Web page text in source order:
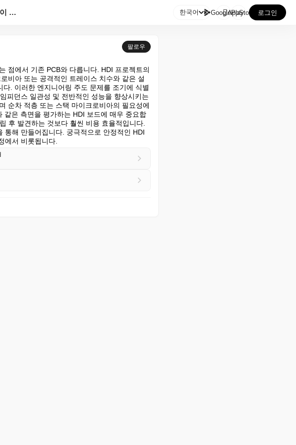
HDI PCB 제조가 첫 번째 구멍이 뚫리기 훨씬 전에... 한국어 GooglePlay
AppStore 로그인
팔로우
점에서 기존 PCB와 다릅니다. HDI 프로젝트의
비아 또는 공격적인 트레이스 치수와 같은 설
. 이러한 엔지니어링 주도 문제를 조기에 식별
피던스 일관성 및 전반적인 성능을 향상시키는
순차 적층 또는 스택 마이크로비아의 필요성에
은 측면을 평가하는 HDI 보드에 매우 중요합
후 발견하는 것보다 훨씬 비용 효율적입니다.
통해 만들어집니다. 궁극적으로 안정적인 HDI
에서 비롯됩니다.